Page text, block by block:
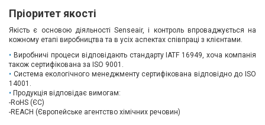
Пріоритет якості
Якість є основою діяльності Senseair, і контроль впроваджується на
кожному етапі виробництва та в усіх аспектах співпраці з клієнтами.
Виробничі процеси відповідають стандарту IATF 16949, хоча компанія
також сертифікована за ISO 9001.
Система екологічного менеджменту сертифікована відповідно до ISO
14001.
Продукція відповідає вимогам:
-RoHS (ЄС)
-REACH (Європейське агентство хімічних речовин)